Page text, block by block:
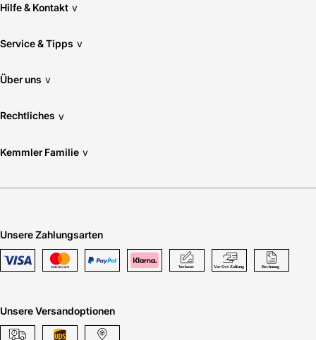
Hilfe & Kontakt v
Service & Tipps v
Über uns v
Rechtliches v
Kemmler Familie v
Unsere Zahlungsarten
Unsere Versandoptionen